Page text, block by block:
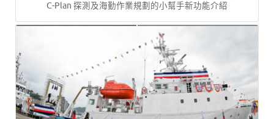
C-Plan 探測及海勤作業規劃的小幫手新功能介紹